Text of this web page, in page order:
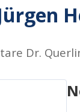
Dr.